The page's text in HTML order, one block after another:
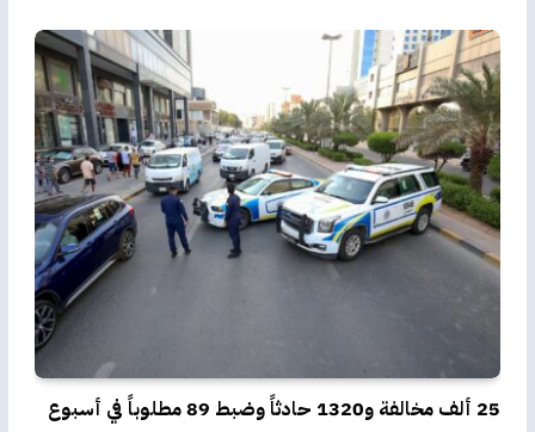
25 ألف مخالفة و1320 حادثاً وضبط 89 مطلوباً في أسبوع